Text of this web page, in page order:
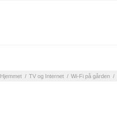
Hjemmet / TV og Internet / Wi-Fi på gården /